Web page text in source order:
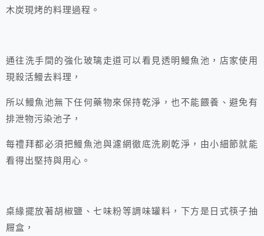
木炭現烤的料理過程。
通往洗手間的強化玻璃走道可以看見透明鰻魚池，店家使用
現殺活鰻去料理，
所以鰻魚池無下任何藥物來保持乾淨，也不能餵養、避免有
排泄物污染池子，
每禮拜都必須把鰻魚池與濾網徹底洗刷乾淨，由小細節就能
看得出堅持與用心。
桌緣擺放著胡椒鹽、七味粉等調味罐料，下方是日式筷子抽
屜盒，